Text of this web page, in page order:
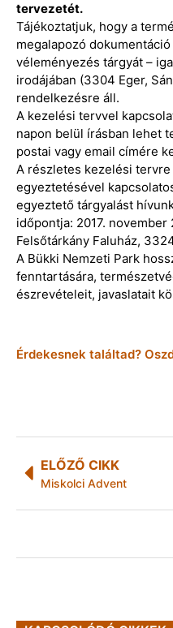
tervezetét.
Tájékoztatjuk, hogy a
megalapozó
véleményezés tárgyát –
irodájában (3304 Eger,
rendelkezésre áll.
A kezelési tervvel
napon belül írásban lehet
postai vagy email címére
A részletes kezelési
egyeztetésével
egyeztető tárgyalást
időpontja: 2017. november
Felsőtárkány Faluház,
A Bükki Nemzeti Park
fenntartására,
észrevételeit, javaslatait
Érdekesnek találtad?
ELŐZŐ CIKK
Miskolci Advent